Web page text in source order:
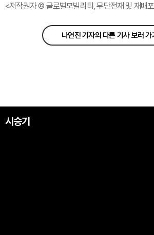
<저작권자 © 글로벌모빌리티, 무단전재 및 재배
나연진 기자의 다른 기사 보러 가
시승기